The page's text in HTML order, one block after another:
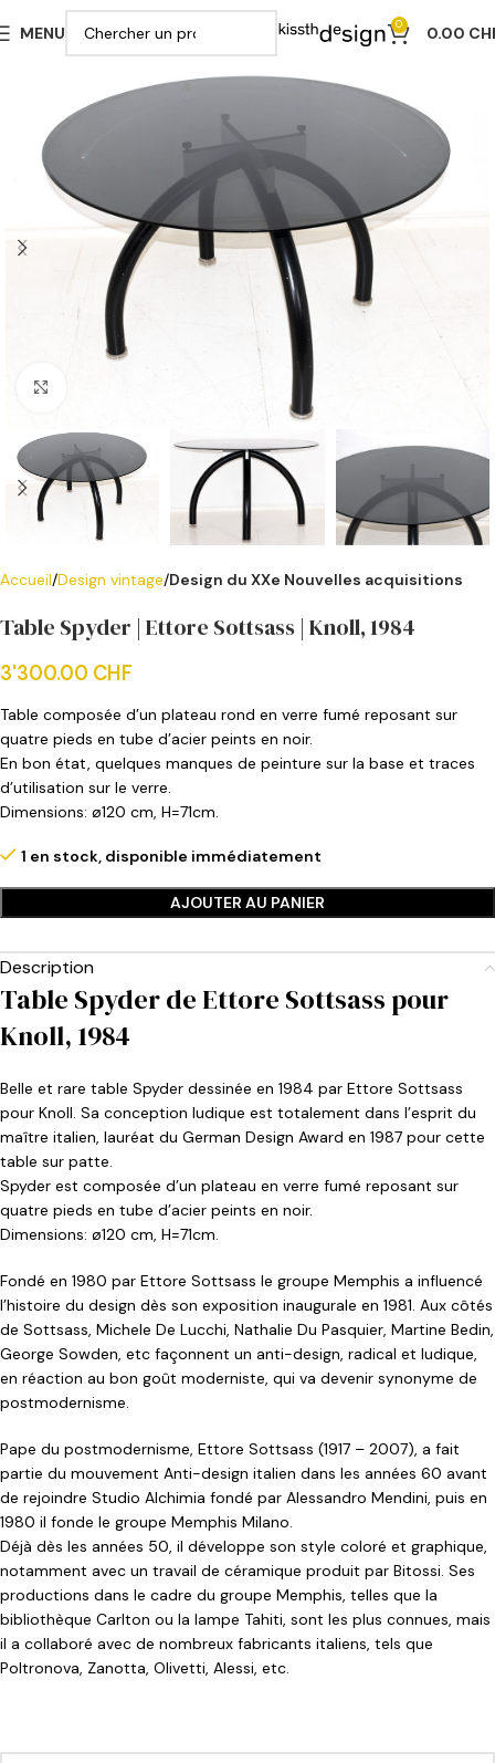
MENU 0 0.00
Accueil Design vintage Design du XXe Nouvelles acquisitions
Table Spyder | Ettore Sottsass | Knoll, 1984
3'300.00 CHF
Table composée d’un plateau rond en verre fumé reposant sur
quatre pieds en tube d’acier peints en noir.
En bon état, quelques manques de peinture sur la base et traces
d’utilisation sur le verre.
Dimensions: ø120 cm, H=71cm.
1 en stock, disponible immédiatement
AJOUTER AU PANIER
Description
Table Spyder de Ettore Sottsass pour
Knoll, 1984
Belle et rare table Spyder dessinée en 1984 par Ettore Sottsass
pour Knoll. Sa conception ludique est totalement dans l’esprit du
maître italien, lauréat du German Design Award en 1987 pour cette
table sur patte.
Spyder est composée d’un plateau en verre fumé reposant sur
quatre pieds en tube d’acier peints en noir.
Dimensions: ø120 cm, H=71cm.
Fondé en 1980 par Ettore Sottsass le groupe Memphis a influencé
l’histoire du design dès son exposition inaugurale en 1981. Aux côtés
de Sottsass, Michele De Lucchi, Nathalie Du Pasquier, Martine Bedin,
George Sowden, etc façonnent un anti-design, radical et ludique,
en réaction au bon goût moderniste, qui va devenir synonyme de
postmodernisme.
Pape du postmodernisme, Ettore Sottsass (1917 – 2007), a fait
partie du mouvement Anti-design italien dans les années 60 avant
de rejoindre Studio Alchimia fondé par Alessandro Mendini, puis en
1980 il fonde le groupe Memphis Milano.
Déjà dès les années 50, il développe son style coloré et graphique,
notamment avec un travail de céramique produit par Bitossi. Ses
productions dans le cadre du groupe Memphis, telles que la
bibliothèque Carlton ou la lampe Tahiti, sont les plus connues, mais
il a collaboré avec de nombreux fabricants italiens, tels que
Poltronova, Zanotta, Olivetti, Alessi, etc.